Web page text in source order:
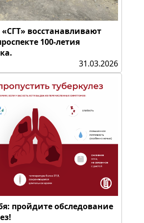
восстанавливают
100-летия
31.03.2026
пройдите обследование